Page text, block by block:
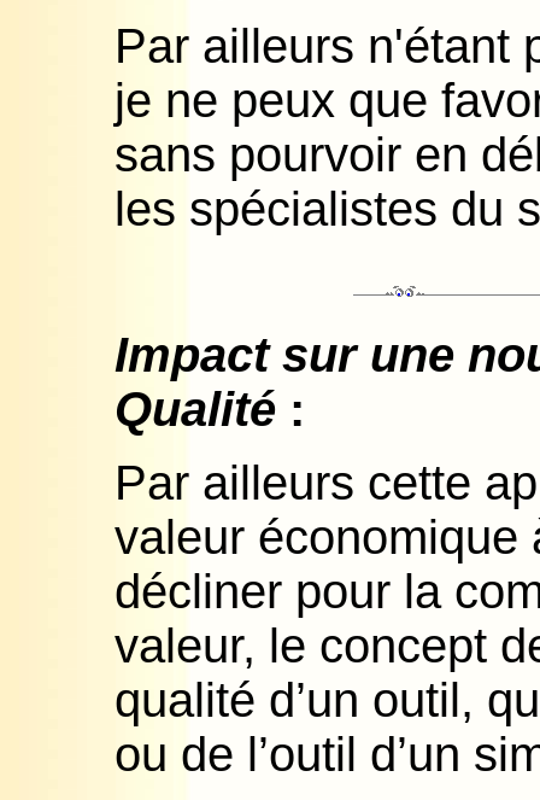
Par ailleurs n'étant
je ne peux que
sans pourvoir en
les spécialistes du
Impact sur une
Qualité :
Par ailleurs cette
valeur économique
décliner pour la
valeur, le concept
qualité d’un outil,
ou de l’outil d’un